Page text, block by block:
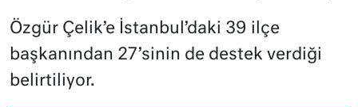
Özgür Çelik’e İstanbul’daki 39 ilçe
başkanından 27’sinin de destek verdiği
belirtiliyor.